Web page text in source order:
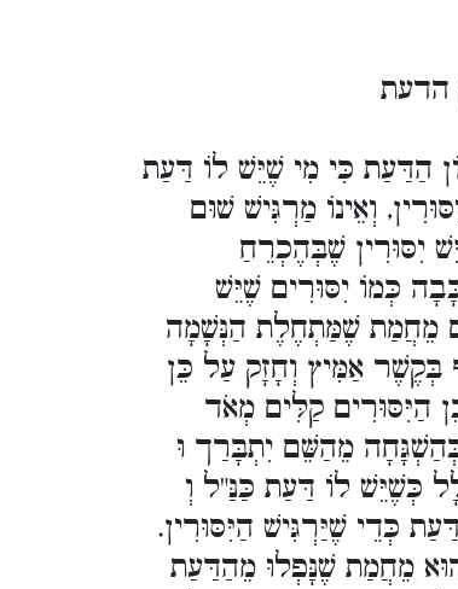
הדעת
הַדַּעַת כִּי מִי שֶׁיֵּשׁ לוֹ דַּעַת
וְאֵינוֹ מַרְגִּישׁ שׁוּם
יִסּוּרִין שֶׁבְּהֶכְרֵחַ
כְּמוֹ יִסּוּרִים שֶׁיֵּשׁ
מֵחֲמַת שֶׁמַּתְחֶלֶת הַנְּשָׁמָה
אַמִּיץ וְחָזָק עַל כֵּן
הַיִּסּוּרִים קַלִּים מְאֹד
מֵהַשֵּׁם יִתְבָּרַך וּ
כְּשֶׁיֵּשׁ לוֹ דַּעַת כַּנַּ"ל וְ
כְּדֵי שֶׁיַּרְגִּישׁ הַיִּסּוּרִין.
מֵחֲמַת שֶׁנָּפְלוּ מֵהַדַּעַת